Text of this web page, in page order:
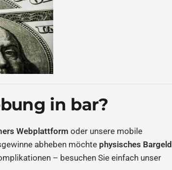
in bar?
Webplattform oder unsere mobile
abheben möchte physisches Bargeld
– besuchen Sie einfach unser